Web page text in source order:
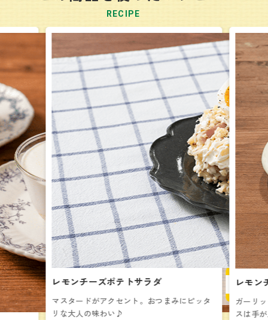
RECIPE
レモンチーズポテトサラダ
マスタードがアクセント。おつまみにピッタ
リな大人の味わい♪
レモン
ガーリ
スは手